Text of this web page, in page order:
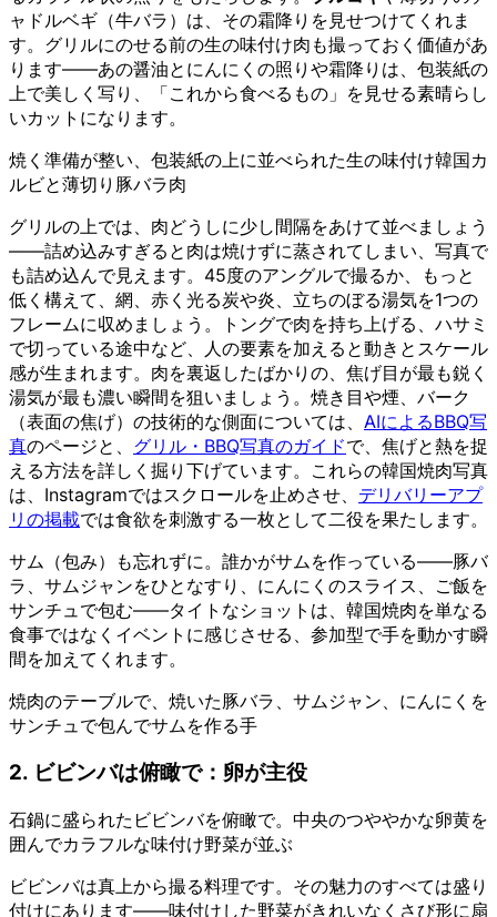
ャドルベギ（牛バラ）は、その霜降りを見せつけてくれま
す。グリルにのせる前の生の味付け肉も撮っておく価値があ
ります——あの醤油とにんにくの照りや霜降りは、包装紙の
上で美しく写り、「これから食べるもの」を見せる素晴らし
いカットになります。
焼く準備が整い、包装紙の上に並べられた生の味付け韓国カ
ルビと薄切り豚バラ肉
グリルの上では、肉どうしに少し間隔をあけて並べましょう
——詰め込みすぎると肉は焼けずに蒸されてしまい、写真で
も詰め込んで見えます。45度のアングルで撮るか、もっと
低く構えて、網、赤く光る炭や炎、立ちのぼる湯気を1つの
フレームに収めましょう。トングで肉を持ち上げる、ハサミ
で切っている途中など、人の要素を加えると動きとスケール
感が生まれます。肉を裏返したばかりの、焦げ目が最も鋭く
湯気が最も濃い瞬間を狙いましょう。焼き目や煙、バーク
（表面の焦げ）の技術的な側面については、 AIによるBBQ写
真のページと、 グリル・BBQ写真のガイドで、焦げと熱を捉
える方法を詳しく掘り下げています。これらの韓国焼肉写真
は、Instagramではスクロールを止めさせ、 デリバリーアプ
リの掲載では食欲を刺激する一枚として二役を果たします。
サム（包み）も忘れずに。誰かがサムを作っている——豚バ
ラ、サムジャンをひとなすり、にんにくのスライス、ご飯を
サンチュで包む——タイトなショットは、韓国焼肉を単なる
食事ではなくイベントに感じさせる、参加型で手を動かす瞬
間を加えてくれます。
焼肉のテーブルで、焼いた豚バラ、サムジャン、にんにくを
サンチュで包んでサムを作る手
2. ビビンバは俯瞰で：卵が主役
石鍋に盛られたビビンバを俯瞰で。中央のつややかな卵黄を
囲んでカラフルな味付け野菜が並ぶ
ビビンバは真上から撮る料理です。その魅力のすべては盛り
付けにあります——味付けした野菜がきれいなくさび形に扇